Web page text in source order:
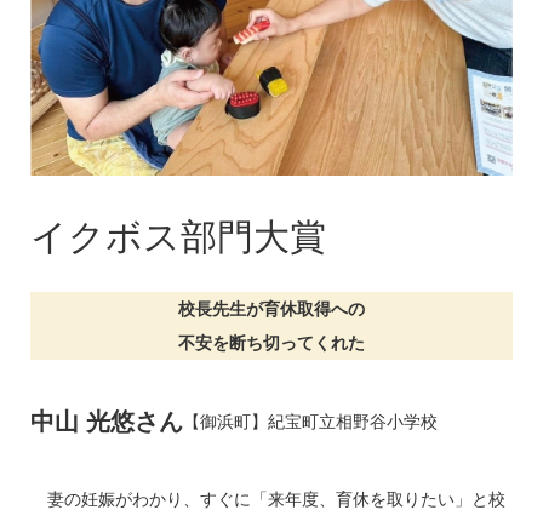
イクボス部門大賞
校長先生が育休取得への
不安を断ち切ってくれた
中山 光悠さん 【御浜町】 紀宝町立相野谷小学校
妻の妊娠がわかり、すぐに「来年度、育休を取りたい」と校